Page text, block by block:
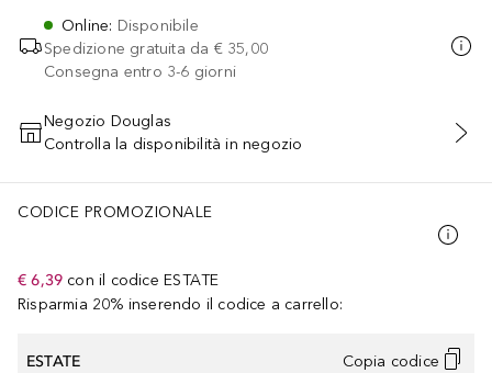
Online: Disponibile
Spedizione gratuita da € 35,00
Consegna entro 3-6 giorni
AGGIUNGI AL CARRELLO
Negozio Douglas
Controlla la disponibilità in negozio
CODICE PROMOZIONALE
€ 6,39 con il codice ESTATE
Risparmia 20% inserendo il codice a carrello:
ESTATE Copia codice